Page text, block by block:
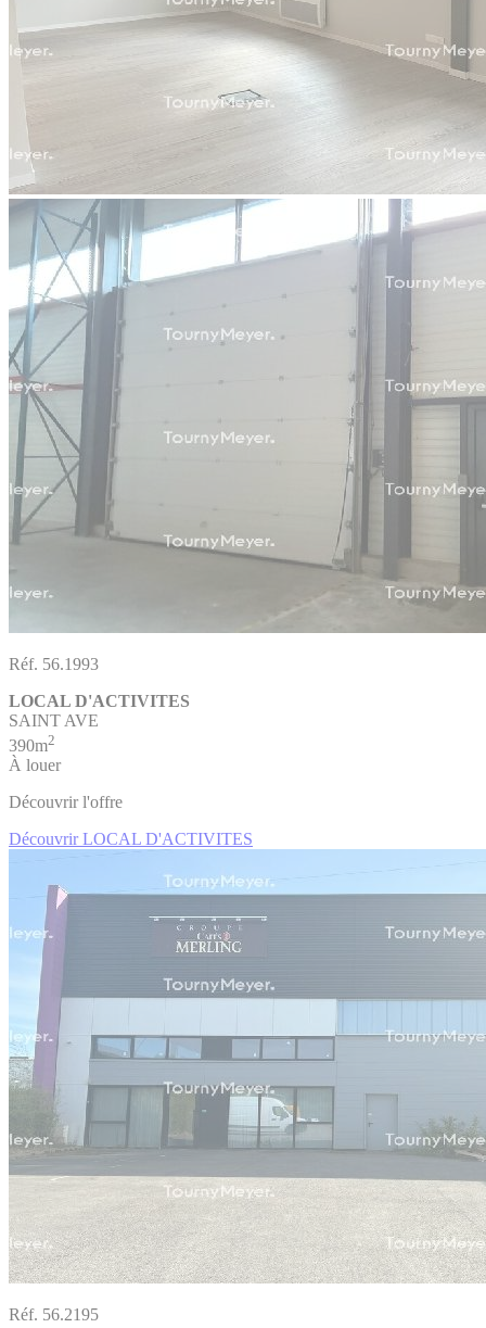
Réf. 56.1993
LOCAL D'ACTIVITES
SAINT AVE
390m2
À louer
Découvrir l'offre
Découvrir LOCAL D'ACTIVITES
Réf. 56.2195